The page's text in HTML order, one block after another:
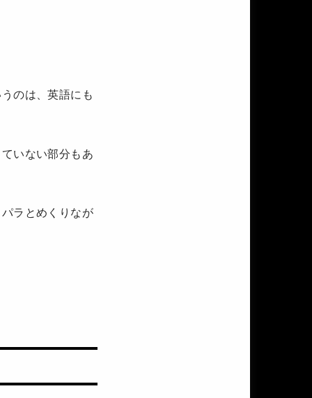
のは、英語にも
いない部分もあ
ラとめくりなが